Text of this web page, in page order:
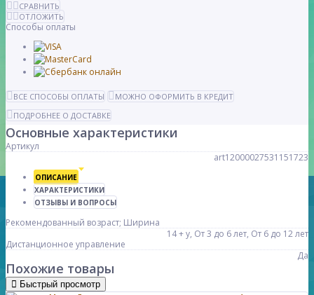
СРАВНИТЬ
ОТЛОЖИТЬ
Способы оплаты
ВСЕ СПОСОБЫ ОПЛАТЫ
МОЖНО ОФОРМИТЬ В КРЕДИТ
ПОДРОБНЕЕ О ДОСТАВКЕ
Основные характеристики
Артикул
art12000027531151723
ОПИСАНИЕ
ХАРАКТЕРИСТИКИ
ОТЗЫВЫ И ВОПРОСЫ
Рекомендованный возраст; Ширина
14 + y, От 3 до 6 лет, От 6 до 12 лет
Дистанционное управление
Да
Похожие товары
Быстрый просмотр